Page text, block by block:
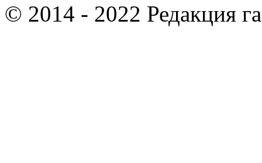
© 2014 - 2022 Редакция